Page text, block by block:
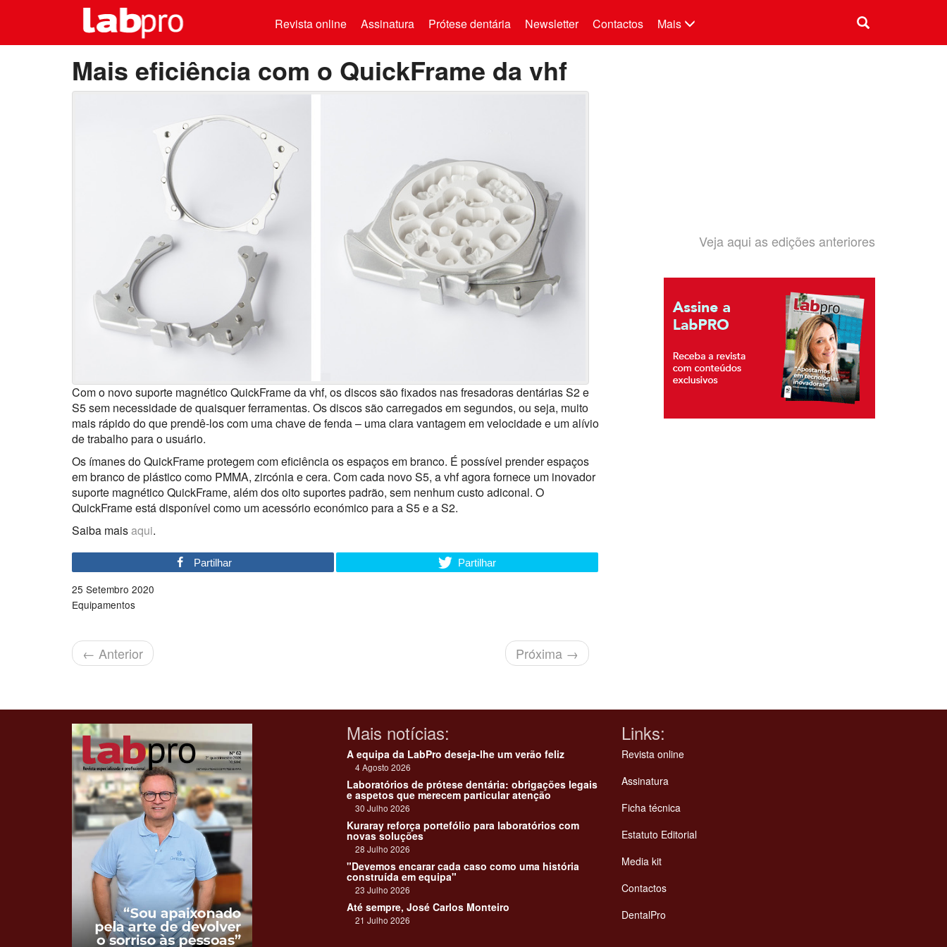
Mais
Revista online Assinatura Prótese dentária Newsletter Contactos
Mais eficiência com o QuickFrame da vhf
Com o novo suporte magnético QuickFrame da vhf, os discos são fixados nas fresadoras dentárias S2 e
S5 sem necessidade de quaisquer ferramentas. Os discos são carregados em segundos, ou seja, muito
mais rápido do que prendê-los com uma chave de fenda – uma clara vantagem em velocidade e um alívio
de trabalho para o usuário.
Os ímanes do QuickFrame protegem com eficiência os espaços em branco. É possível prender espaços
em branco de plástico como PMMA, zircónia e cera. Com cada novo S5, a vhf agora fornece um inovador
suporte magnético QuickFrame, além dos oito suportes padrão, sem nenhum custo adiconal. O
QuickFrame está disponível como um acessório económico para a S5 e a S2.
Saiba maisaqui.
Partilhar Partilhar
25 Setembro 2020
Equipamentos
← Anterior Próxima →
Veja aqui as edições anteriores
Clique para ler
Mais notícias:
A equipa da LabPro deseja-lhe um verão feliz
4 Agosto 2026
Laboratórios de prótese dentária: obrigações legais
e aspetos que merecem particular atenção
30 Julho 2026
Kuraray reforça portefólio para laboratórios com
novas soluções
28 Julho 2026
"Devemos encarar cada caso como uma história
construída em equipa"
23 Julho 2026
Até sempre, José Carlos Monteiro
21 Julho 2026
Links:
Revista online
Assinatura
Ficha técnica
Estatuto Editorial
Media kit
Contactos
DentalPro